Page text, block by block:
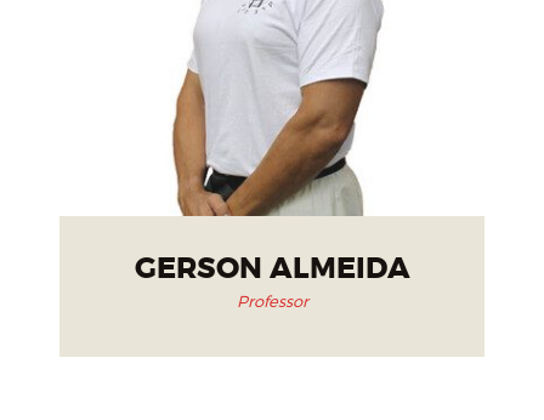
GERSON ALMEIDA
Professor